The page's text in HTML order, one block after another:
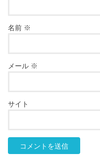
名前 ※
メール ※
サイト